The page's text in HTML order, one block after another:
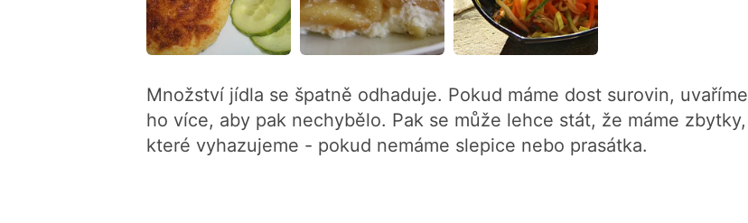
Množství jídla se špatně odhaduje. Pokud máme dost surovin, uvaříme
ho více, aby pak nechybělo. Pak se může lehce stát, že máme zbytky,
které vyhazujeme - pokud nemáme slepice nebo prasátka.